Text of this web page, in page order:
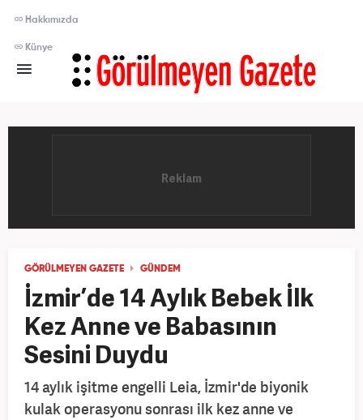
Hakkımızda
Künye
GÖRÜLMEYEN GAZETE GÜNDEM
İzmir’de 14 Aylık Bebek İlk
Kez Anne ve Babasının
Sesini Duydu
14 aylık işitme engelli Leia, İzmir'de biyonik
kulak operasyonu sonrası ilk kez anne ve